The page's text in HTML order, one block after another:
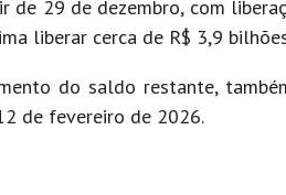
de 29 de dezembro, com
liberar cerca de R$ 3,9
do saldo restante,
de fevereiro de 2026.